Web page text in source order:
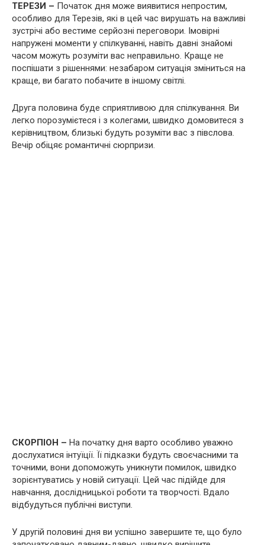
ТЕРЕЗИ – Початок дня може виявитися непростим,
особливо для Терезів, які в цей час вирушать на важливі
зустрічі або вестиме серйозні переговори. Імовірні
напружені моменти у спілкуванні, навіть давні знайомі
часом можуть розуміти вас неправильно. Краще не
поспішати з рішеннями: незабаром ситуація зміниться на
краще, ви багато побачите в іншому світлі.
Друга половина буде сприятливою для спілкування. Ви
легко порозумієтеся і з колегами, швидко домовитеся з
керівництвом, близькі будуть розуміти вас з півслова.
Вечір обіцяє романтичні сюрпризи.
СКОРПІОН – На початку дня варто особливо уважно
дослухатися інтуїції. Її підказки будуть своєчасними та
точними, вони допоможуть уникнути помилок, швидко
зорієнтуватись у новій ситуації. Цей час підійде для
навчання, дослідницької роботи та творчості. Вдало
відбудуться публічні виступи.
У другій половині дня ви успішно завершите те, що було